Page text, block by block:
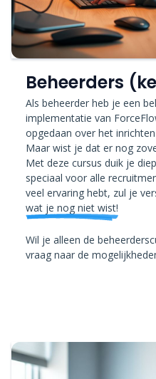
Beheerders
Als beheerder heb je een
implementatie van
opgedaan over het
Maar wist je dat er nog
Met deze cursus duik je
speciaal voor alle
veel ervaring hebt, zul je
wat je nog niet wist!
Wil je alleen de
vraag naar de